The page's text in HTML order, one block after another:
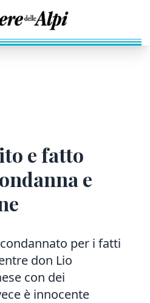
e fatto
e
per i fatti
don Lio
con dei
è innocente